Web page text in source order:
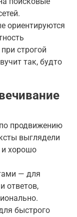
ориентируются
строгой
так, будто
продвижению
выглядели
и хорошо
— для
ответов,
быстрого